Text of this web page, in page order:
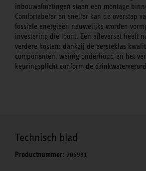
inbouwafmetingen staan een montage
Comfortabeler en sneller kan de overstap
fossiele energieën nauwelijks worden
investering die loont. Een afleverset heeft
verdere kosten: dankzij de eersteklas
componenten, weinig onderhoud en het
keuringsplicht conform de
Technisch blad
Productnummer: 206991